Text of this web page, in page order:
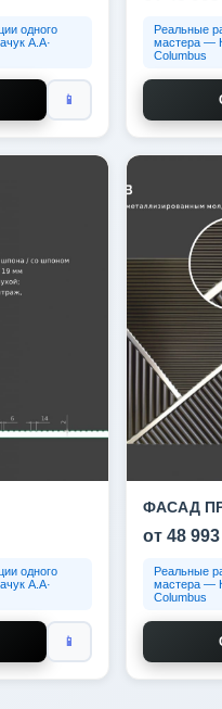
одного
А.А·
📱
Реальные
мастера —
Columbus
одного
А.А·
📱
ФАСАД
от 48
Реальные
мастера —
Columbus